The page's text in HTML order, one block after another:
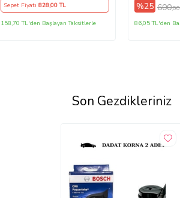
Sepet Fiyatı 828,00 TL
158,70 TL'den Başlayan Taksitlerle
%25 600
86,05 TL'den
Son Gezdikleriniz